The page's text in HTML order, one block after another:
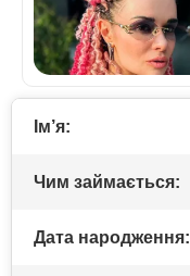
Ім’я:
Чим займається:
Дата народження: